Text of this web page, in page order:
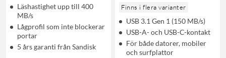
Läshastighet upp till 400
MB/s
Lågprofil som inte blockerar
portar
5 års garanti från Sandisk
Finns i flera varianter
USB 3.1 Gen 1 (150 MB/s)
USB-A- och USB-C-kontakt
För både datorer, mobiler
och surfplattor